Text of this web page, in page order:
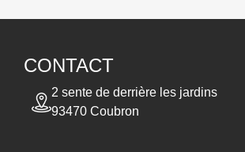
CONTACT
2 sente de derrière les jardins
93470 Coubron